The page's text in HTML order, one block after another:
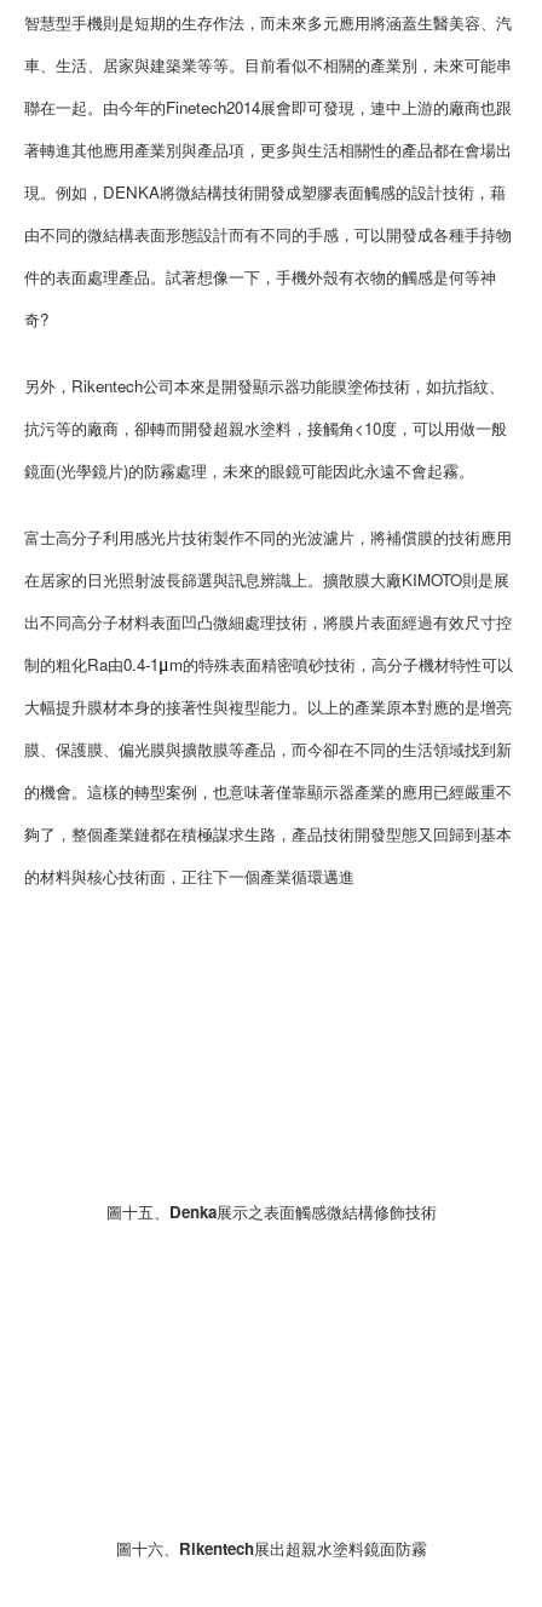
智慧型手機則是短期的生存作法，而未來多元應用將涵蓋生醫美容、汽
車、生活、居家與建築業等等。目前看似不相關的產業別，未來可能串
聯在一起。由今年的Finetech2014展會即可發現，連中上游的廠商也跟
著轉進其他應用產業別與產品項，更多與生活相關性的產品都在會場出
現。例如，DENKA將微結構技術開發成塑膠表面觸感的設計技術，藉
由不同的微結構表面形態設計而有不同的手感，可以開發成各種手持物
件的表面處理產品。試著想像一下，手機外殼有衣物的觸感是何等神
奇?
另外，Rikentech公司本來是開發顯示器功能膜塗佈技術，如抗指紋、
抗污等的廠商，卻轉而開發超親水塗料，接觸角<10度，可以用做一般
鏡面(光學鏡片)的防霧處理，未來的眼鏡可能因此永遠不會起霧。
富士高分子利用感光片技術製作不同的光波濾片，將補償膜的技術應用
在居家的日光照射波長篩選與訊息辨識上。擴散膜大廠KIMOTO則是展
出不同高分子材料表面凹凸微細處理技術，將膜片表面經過有效尺寸控
制的粗化Ra由0.4-1μm的特殊表面精密噴砂技術，高分子機材特性可以
大幅提升膜材本身的接著性與複型能力。以上的產業原本對應的是增亮
膜、保護膜、偏光膜與擴散膜等產品，而今卻在不同的生活領域找到新
的機會。這樣的轉型案例，也意味著僅靠顯示器產業的應用已經嚴重不
夠了，整個產業鏈都在積極謀求生路，產品技術開發型態又回歸到基本
的材料與核心技術面，正往下一個產業循環邁進
圖十五、Denka展示之表面觸感微結構修飾技術
圖十六、Rikentech展出超親水塗料鏡面防霧